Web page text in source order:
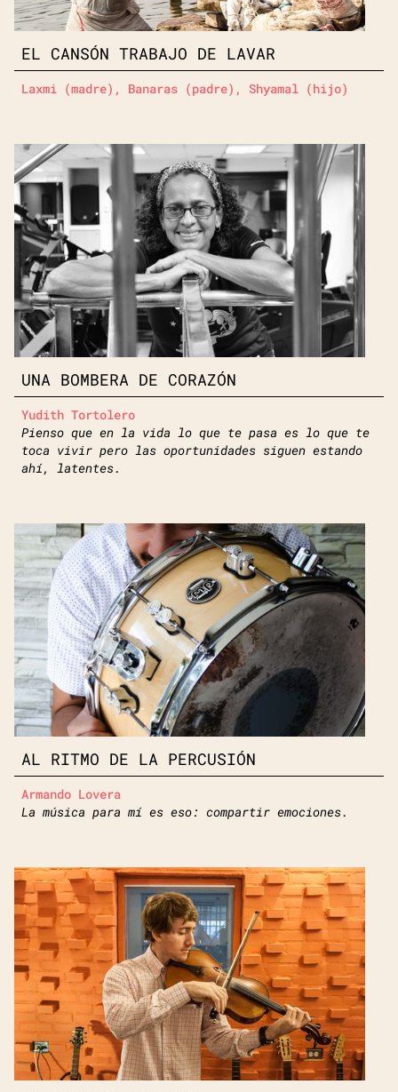
EL CANSÓN TRABAJO DE LAVAR
Laxmi (madre), Banaras (padre), Shyamal (hijo)
UNA BOMBERA DE CORAZÓN
Yudith Tortolero
Pienso que en la vida lo que te pasa es lo que te
toca vivir pero las oportunidades siguen estando
ahí, latentes.
AL RITMO DE LA PERCUSIÓN
Armando Lovera
La música para mí es eso: compartir emociones.